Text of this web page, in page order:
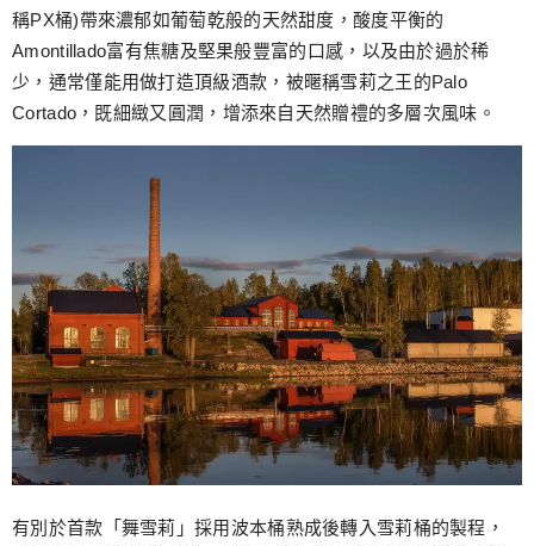
稱PX桶)帶來濃郁如葡萄乾般的天然甜度，酸度平衡的
Amontillado富有焦糖及堅果般豐富的口感，以及由於過於稀
少，通常僅能用做打造頂級酒款，被暱稱雪莉之王的Palo
Cortado，既細緻又圓潤，增添來自天然贈禮的多層次風味。
有別於首款「舞雪莉」採用波本桶熟成後轉入雪莉桶的製程，